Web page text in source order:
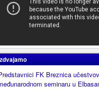
FK Breznica
seminaru u